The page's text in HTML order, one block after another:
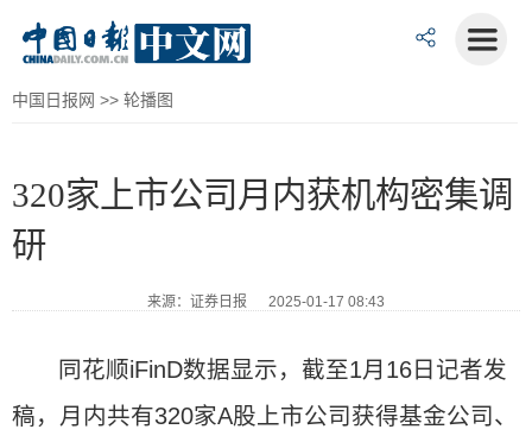
中国日报网 >> 轮播图
320家上市公司月内获机构密集调
研
来源：证券日报 2025-01-17 08:43
同花顺iFinD数据显示，截至1月16日记者发
稿，月内共有320家A股上市公司获得基金公司、